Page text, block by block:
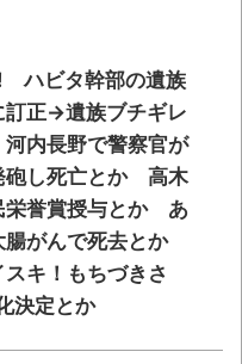
ビタ幹部の遺族
訂正→遺族ブチギレ
内長野で警察官が
砲し死亡とか 高木
栄誉賞授与とか あ
腸がんで死去とか
スキ！もちづきさ
決定とか